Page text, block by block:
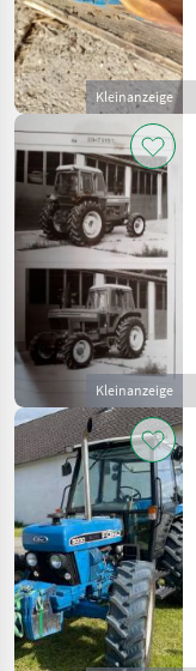
Kleinanzeige
Kleinanzeige